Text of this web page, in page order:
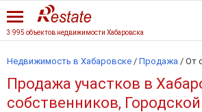
3 995 объектов недвижимости Хабаровска
Недвижимость в Хабаровске / Продажа / От
Продажа участков в
собственников, Городской